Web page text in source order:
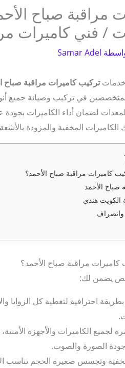
/ فني كاميرات
Samar Adel
تركيب كاميرات مراقبة صباح
في تركيب وصيانة جميع
لضمان أداء الكاميرات بجودة
المخفية والمزودة
كاميرات مراقبة صباح الأحمد؟
صباح الأحمد
الكويت هندي
كاميرات مراقبة صباح الأحمد؟
يضمن لك:
احترافية لتغطية كل الزوايا
لجميع الكاميرات والأجهزة
الصورة والصوت.
وتجسس صغيرة الحجم تناسب